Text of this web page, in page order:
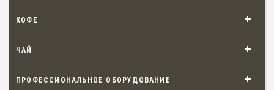
КОФЕ
ЧАЙ
ПРОФЕССИОНАЛЬНОЕ ОБОРУДОВАНИЕ